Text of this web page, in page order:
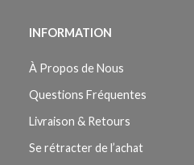
INFORMATION
À Propos de Nous
Questions Fréquentes
Livraison & Retours
Se rétracter de l’achat